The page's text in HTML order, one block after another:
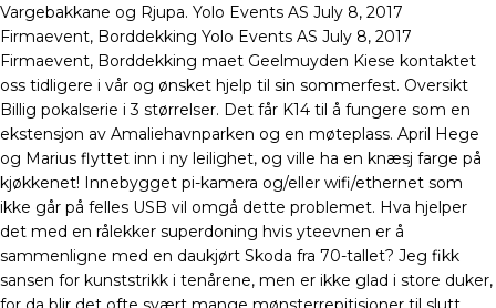
Vargebakkane og Rjupa. Yolo Events AS July 8, 2017
Firmaevent, Borddekking Yolo Events AS July 8, 2017
Firmaevent, Borddekking maet Geelmuyden Kiese kontaktet
oss tidligere i vår og ønsket hjelp til sin sommerfest. Oversikt
Billig pokalserie i 3 størrelser. Det får K14 til å fungere som en
ekstensjon av Amaliehavnparken og en møteplass. April Hege
og Marius flyttet inn i ny leilighet, og ville ha en knæsj farge på
kjøkkenet! Innebygget pi-kamera og/eller wifi/ethernet som
ikke går på felles USB vil omgå dette problemet. Hva hjelper
det med en rålekker superdoning hvis yteevnen er å
sammenligne med en daukjørt Skoda fra 70-tallet? Jeg fikk
sansen for kunststrikk i tenårene, men er ikke glad i store duker,